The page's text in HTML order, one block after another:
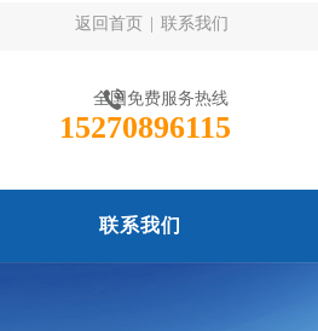
返回首页 联系我们
全国免费服务热线
15270896115
联系我们